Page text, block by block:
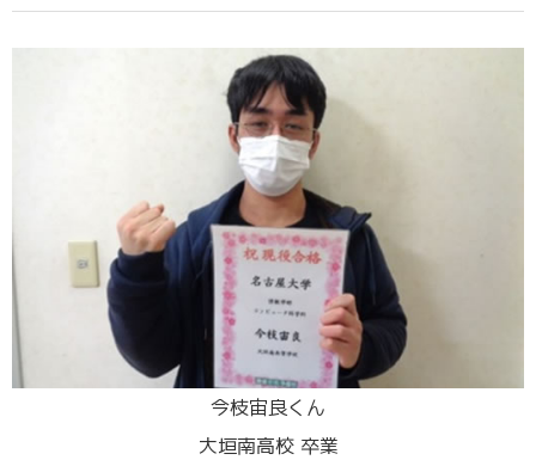
今枝宙良くん
大垣南高校 卒業